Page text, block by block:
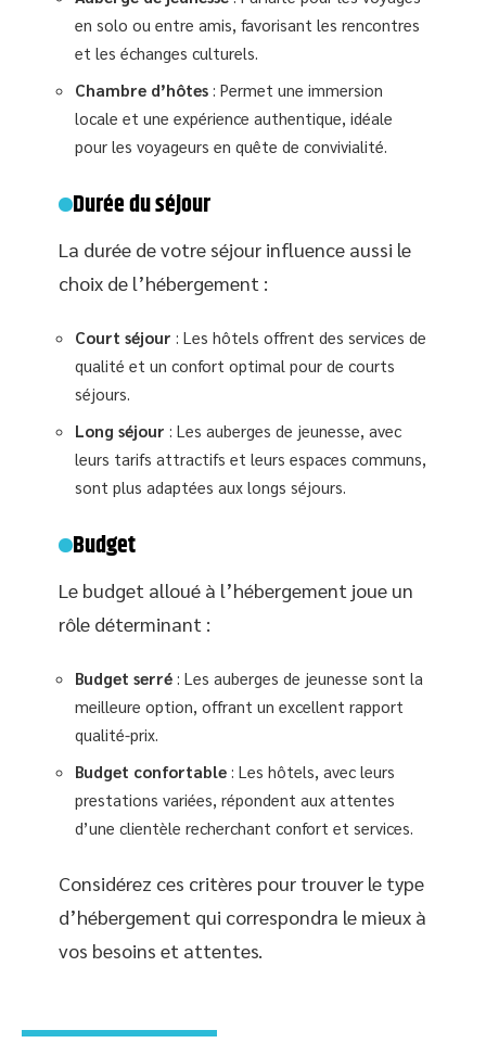
en solo ou entre amis, favorisant les rencontres
et les échanges culturels.
Chambre d’hôtes : Permet une immersion
locale et une expérience authentique, idéale
pour les voyageurs en quête de convivialité.
Durée du séjour
La durée de votre séjour influence aussi le
choix de l’hébergement :
Court séjour : Les hôtels offrent des services de
qualité et un confort optimal pour de courts
séjours.
Long séjour : Les auberges de jeunesse, avec
leurs tarifs attractifs et leurs espaces communs,
sont plus adaptées aux longs séjours.
Budget
Le budget alloué à l’hébergement joue un
rôle déterminant :
Budget serré : Les auberges de jeunesse sont la
meilleure option, offrant un excellent rapport
qualité-prix.
Budget confortable : Les hôtels, avec leurs
prestations variées, répondent aux attentes
d’une clientèle recherchant confort et services.
Considérez ces critères pour trouver le type
d’hébergement qui correspondra le mieux à
vos besoins et attentes.